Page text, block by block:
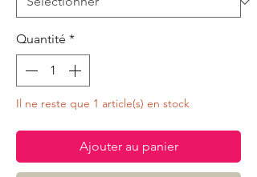
Quantité *
Il ne reste que 1 article(s) en stock
Ajouter au panier